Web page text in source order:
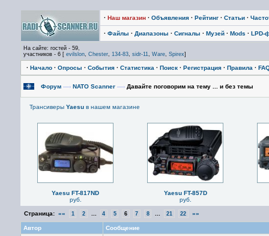
· Наш магазин · Объявления · Рейтинг · Статьи ·
· Файлы · Диапазоны · Сигналы · Музей · Mods · LPD-
На сайте: гостей - 59,
участников - 6 [ evilslon, Chester, 134-83, sidr-11, Ware, Spirex]
· Начало · Опросы · События · Статистика · Поиск · Регистрация · Правила ·
Форум —› NATO Scanner —› Давайте поговорим на тему ... и без темы
Трансиверы Yaesu в нашем магазине
Yaesu FT-817ND
руб.
Yaesu FT-857D
руб.
Страница: «« 1 2 4 5 6 7 8 21 22 »»
Автор
Сообщение